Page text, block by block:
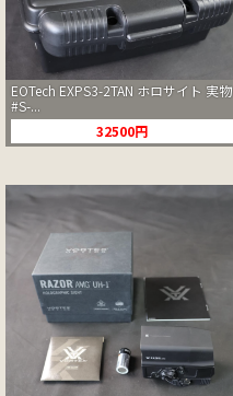
EOTech EXPS3-2TAN ホロサイト 実物
#S-...
32500円